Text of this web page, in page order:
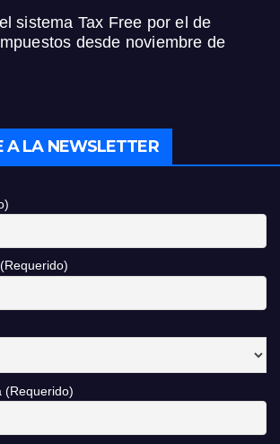
sistema Tax Free por el de
desde noviembre de
A LA NEWSLETTER
(Requerido)